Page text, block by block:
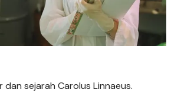
dan sejarah Carolus Linnaeus.